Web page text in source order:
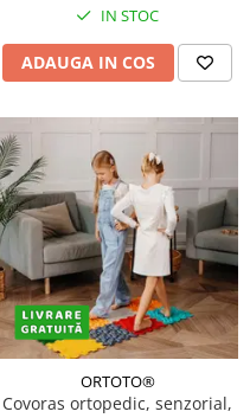
IN STOC
ADAUGA IN COS
ORTOTO®
Covoras ortopedic, senzorial,